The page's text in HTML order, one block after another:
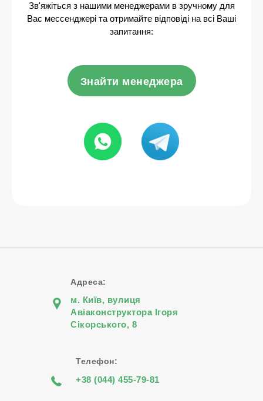
Зв'яжіться з нашими менеджерами в зручному для
Вас мессенджері та отримайте відповіді на всі Ваші
запитання:
Знайти менеджера
Адреса:
м. Київ, вулиця
Авіаконструктора Iгоря
Сiкорського, 8
Телефон:
+38 (044) 455-79-81